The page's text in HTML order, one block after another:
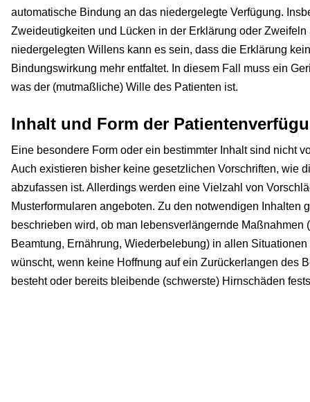
automatische Bindung an das niedergelegte Verfügung.
Zweideutigkeiten und Lücken in der Erklärung oder Zweifeln
niedergelegten Willens kann es sein, dass die Erklärung
Bindungswirkung mehr entfaltet. In diesem Fall muss ein
was der (mutmaßliche) Wille des Patienten ist.
Inhalt und Form der
Eine besondere Form oder ein bestimmter Inhalt sind nicht
Auch existieren bisher keine gesetzlichen Vorschriften, wie
abzufassen ist. Allerdings werden eine Vielzahl von
Musterformularen angeboten. Zu den notwendigen Inhalten
beschrieben wird, ob man lebensverlängernde Maßnahmen
Beamtung, Ernährung, Wiederbelebung) in allen
wünscht, wenn keine Hoffnung auf ein Zurückerlangen des
besteht oder bereits bleibende (schwerste) Hirnschäden